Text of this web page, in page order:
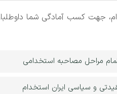
جهت کسب آمادگی شما
مراحل مصاحبه استخدامی
و سیاسی ایران استخدام